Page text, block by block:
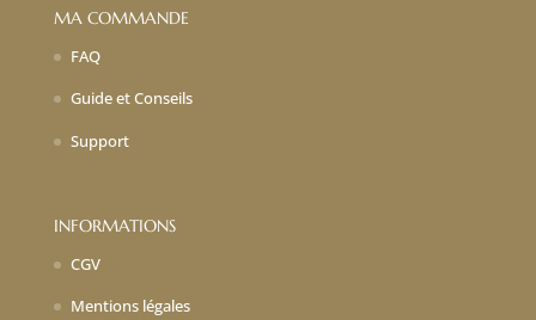
MA COMMANDE
FAQ
Guide et Conseils
Support
INFORMATIONS
CGV
Mentions légales